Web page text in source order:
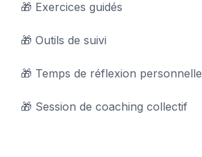
🎁 Exercices guidés
🎁 Outils de suivi
🎁 Temps de réflexion personnelle
🎁 Session de coaching collectif